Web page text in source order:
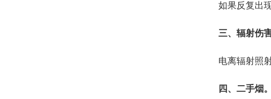
如果反复出
三、辐射伤
电离辐射照
四、二手烟